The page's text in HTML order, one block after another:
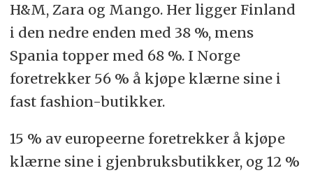
H&M, Zara og Mango. Her ligger Finland
i den nedre enden med 38 %, mens
Spania topper med 68 %. I Norge
foretrekker 56 % å kjøpe klærne sine i
fast fashion-butikker.
15 % av europeerne foretrekker å kjøpe
klærne sine i gjenbruksbutikker, og 12 %